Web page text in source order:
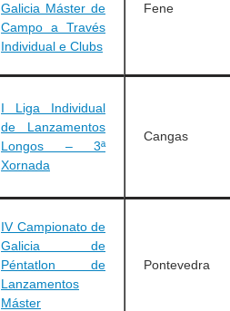
Galicia Máster de
Campo a Través
Individual e Clubs
Fene
I Liga Individual
de Lanzamentos
Longos – 3ª
Xornada
Cangas
IV Campionato de
Galicia de
Péntatlon de
Lanzamentos
Máster
Pontevedra